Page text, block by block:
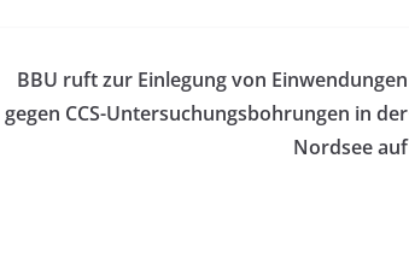
BBU ruft zur Einlegung von Einwendungen
gegen CCS-Untersuchungsbohrungen in der
Nordsee auf